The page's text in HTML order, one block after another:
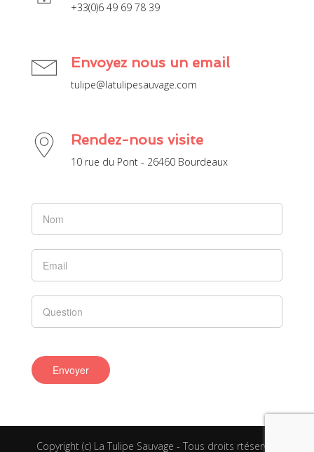
+33(0)6 49 69 78 39
Envoyez nous un email
tulipe@latulipesauvage.com
Rendez-nous visite
10 rue du Pont - 26460 Bourdeaux
Si vous
humain,
ne
remplissez
pas ce
champ.
Copyright (c) La Tulipe Sauvage - Tous droits rtéservés